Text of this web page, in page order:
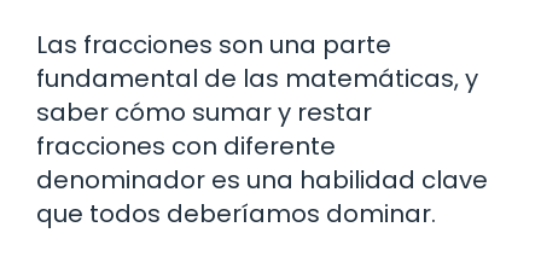
Las fracciones son una parte
fundamental de las matemáticas, y
saber cómo sumar y restar
fracciones con diferente
denominador es una habilidad clave
que todos deberíamos dominar.